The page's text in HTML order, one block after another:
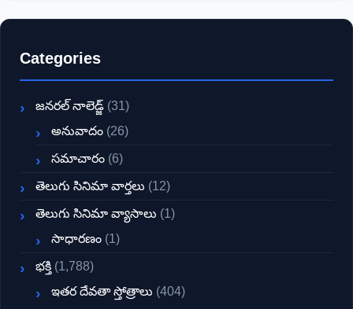
Categories
జనరల్ నాలెడ్జ్ (31)
అనువాదం (26)
సమాచారం (6)
తెలుగు సినిమా వార్తలు (12)
తెలుగు సినిమా వ్యాసాలు (1)
సాధారణం (1)
భక్తి (1,788)
ఇతర దేవతా స్తోత్రాలు (404)